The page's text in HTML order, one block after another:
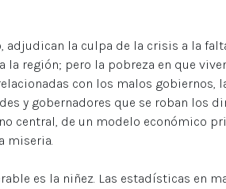
la culpa de la crisis a la
región; pero la pobreza en que
con los malos gobiernos,
y gobernadores que se roban los
central, de un modelo económico
miseria.
es la niñez. Las estadísticas en